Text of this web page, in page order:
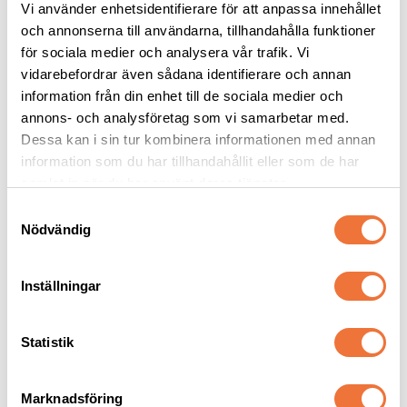
Vi använder enhetsidentifierare för att anpassa innehållet
och annonserna till användarna, tillhandahålla funktioner
för sociala medier och analysera vår trafik. Vi
vidarebefordrar även sådana identifierare och annan
information från din enhet till de sociala medier och
annons- och analysföretag som vi samarbetar med.
Dessa kan i sin tur kombinera informationen med annan
information som du har tillhandahållit eller som de har
Nödvändig
Inställningar
Statistik
Marknadsföring
Show Tech
Nummerlappshållare
med justerbart band
15x13,5 cm
99kr
2pets belöningsgodis
Lamm - 100 g
Av färska råvaror
49kr